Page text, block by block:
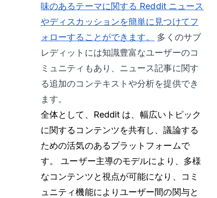
味のあるテーマに関する Reddit ニュース
やディスカッションを簡単に見つけてフ
ォローすることができます。
多くのサブ
レディットには知識豊富なユーザーのコ
ミュニティもあり、ニュース記事に関す
る追加のコンテキストや分析を提供でき
ます。
全体として、Reddit は、幅広いトピック
に関するコンテンツを共有し、議論する
ための活気のあるプラットフォームで
す。 ユーザー主導のモデルにより、多様
なコンテンツと視点が可能になり、コミ
ュニティ機能によりユーザー間の関与と